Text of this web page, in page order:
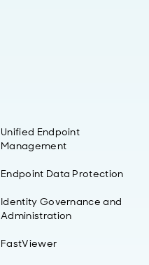
Unified Endpoint
Management
Endpoint Data Protection
Identity Governance and
Administration
FastViewer